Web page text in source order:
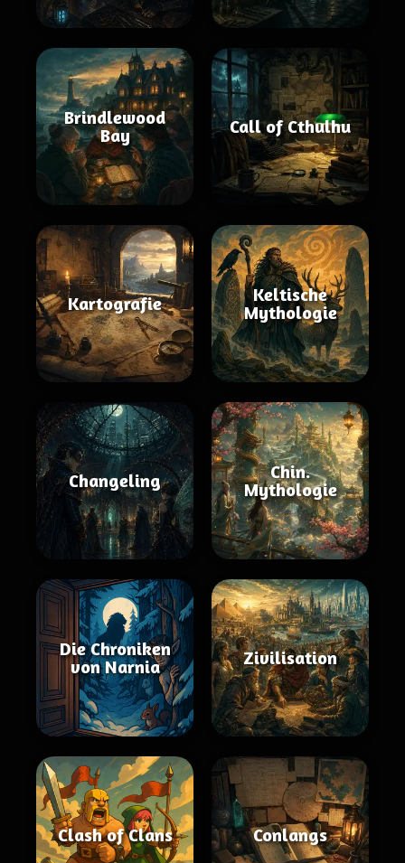
Brindlewood
Bay
Call of Cthulhu
Kartografie
Keltische
Mythologie
Changeling
Chin.
Mythologie
Die Chroniken
von Narnia
Zivilisation
Clash of Clans Conlangs